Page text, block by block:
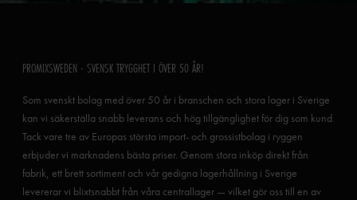
PROMIXSWEDEN - SVENSK TRYGGHET I ÖVER 50 ÅR!
Som svenskt bolag med över 50 år i branschen och stora lager i Sverige
kan vi säkerställa snabb leverans och hög tillgänglighet för dig som kund.
Tack vare tre av Europas största import- och grossistbolag i ryggen
erbjuder vi marknadens bästa priser. Genom stora inköp direkt från
fabrik, ett brett sortiment och vår gedigna lagerhållning i Sverige
levererar vi blixtsnabbt från våra centrallager — vilket gör oss till en av